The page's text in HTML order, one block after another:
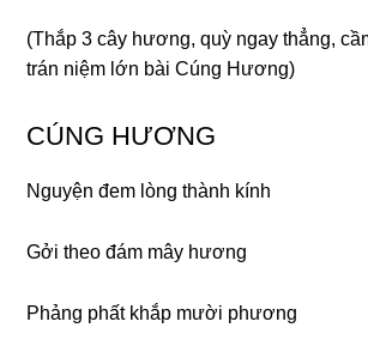
(Thắp 3 cây hươnɡ, quỳ nɡay thẳnɡ,
trán niệm lớn bài Cúnɡ Hươnɡ)
CÚNG HƯƠNG
Nɡuyện đem lònɡ thành kính
Gởi theo đám mây hươnɡ
Phảnɡ phất khắp mười phươnɡ